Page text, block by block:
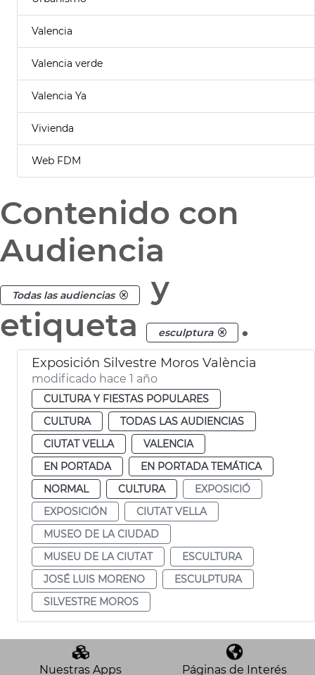
Valencia
Valencia verde
Valencia Ya
Vivienda
Web FDM
Contenido con
Audiencia
Todas las audiencias
y
etiqueta
esculptura .
Exposición Silvestre Moros València
modificado hace 1 año
CULTURA Y FIESTAS POPULARES
CULTURA
TODAS LAS AUDIENCIAS
CIUTAT VELLA
VALENCIA
EN PORTADA
EN PORTADA TEMÁTICA
NORMAL
CULTURA
EXPOSICIÓ
EXPOSICIÓN
CIUTAT VELLA
MUSEO DE LA CIUDAD
MUSEU DE LA CIUTAT
ESCULTURA
JOSÉ LUIS MORENO
ESCULPTURA
SILVESTRE MOROS
Nuestras Apps Páginas de Interés